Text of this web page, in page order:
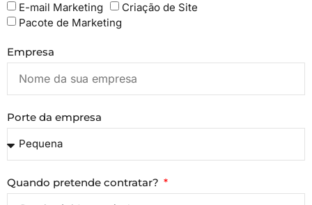
E-mail Marketing
Criação de Site
Pacote de Marketing
Empresa
Porte da empresa
Quando pretende contratar?